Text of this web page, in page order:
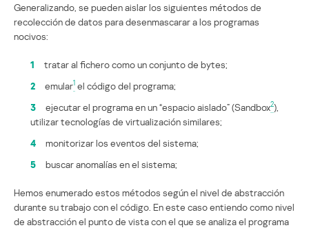
Generalizando, se pueden aislar los siguientes métodos de
recolección de datos para desenmascarar a los programas
nocivos:
1
tratar al fichero como un conjunto de bytes;
2
emular1 el código del programa;
3
ejecutar el programa en un “espacio aislado” (Sandbox2),
utilizar tecnologías de virtualización similares;
4
monitorizar los eventos del sistema;
5
buscar anomalías en el sistema;
Hemos enumerado estos métodos según el nivel de abstracción
durante su trabajo con el código. En este caso entiendo como nivel
de abstracción el punto de vista con el que se analiza el programa